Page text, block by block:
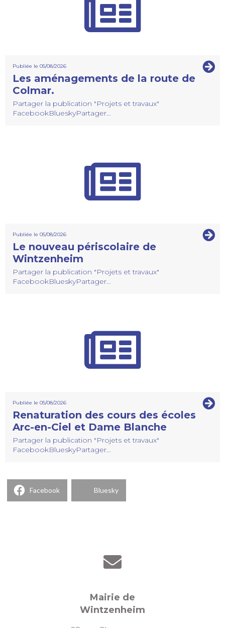
Publiée le 05/08/2026
Les aménagements de la route de
Colmar.
Partager la publication "Projets et travaux"
FacebookBlueskyPartager...
Publiée le 05/08/2026
Le nouveau périscolaire de
Wintzenheim
Partager la publication "Projets et travaux"
FacebookBlueskyPartager...
Publiée le 05/08/2026
Renaturation des cours des écoles
Arc-en-Ciel et Dame Blanche
Partager la publication "Projets et travaux"
FacebookBlueskyPartager...
Facebook Bluesky
Mairie de
Wintzenheim